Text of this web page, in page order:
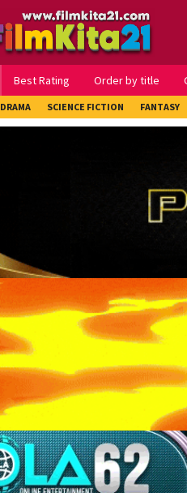
Best Rating Order by title
DRAMA SCIENCE FICTION FANTASY